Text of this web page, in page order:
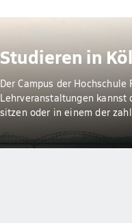
Studieren in
Der Campus der
Lehrveranstaltungen
sitzen oder in einem der